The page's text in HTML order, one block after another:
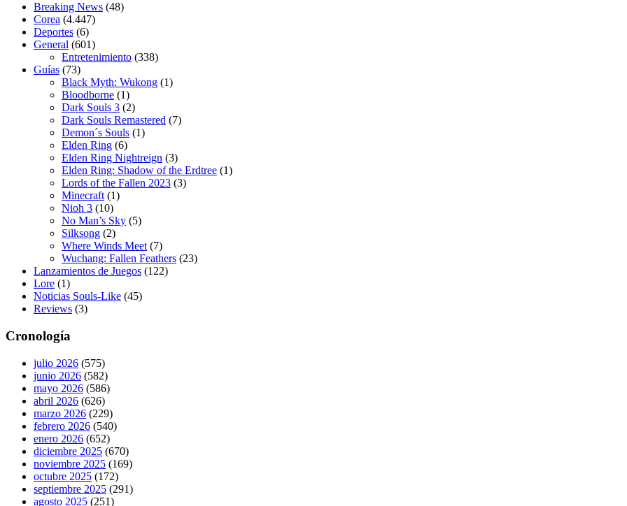
Breaking News (48)
Corea (4.447)
Deportes (6)
General (601)
Entretenimiento (338)
Guías (73)
Black Myth: Wukong (1)
Bloodborne (1)
Dark Souls 3 (2)
Dark Souls Remastered (7)
Demon´s Souls (1)
Elden Ring (6)
Elden Ring Nightreign (3)
Elden Ring: Shadow of the Erdtree (1)
Lords of the Fallen 2023 (3)
Minecraft (1)
Nioh 3 (10)
No Man’s Sky (5)
Silksong (2)
Where Winds Meet (7)
Wuchang: Fallen Feathers (23)
Lanzamientos de Juegos (122)
Lore (1)
Noticias Souls-Like (45)
Reviews (3)
Cronología
julio 2026 (575)
junio 2026 (582)
mayo 2026 (586)
abril 2026 (626)
marzo 2026 (229)
febrero 2026 (540)
enero 2026 (652)
diciembre 2025 (670)
noviembre 2025 (169)
octubre 2025 (172)
septiembre 2025 (291)
agosto 2025 (251)